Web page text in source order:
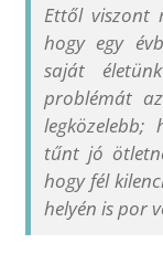
Ettől viszont
hogy egy
saját
problémát
tűnt jó
hogy fél
helyén is por